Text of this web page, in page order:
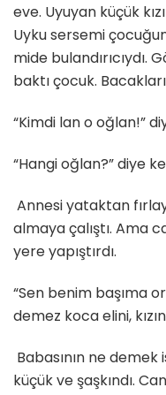
eve. Uyuyan küçük
Uyku sersemi
mide
baktı çocuk.
“Kimdi lan o oğlan!”
“Hangi oğlan?” diye
Annesi yataktan
almaya çalıştı. Ama
yere yapıştırdı.
“Sen benim başıma
demez koca elini,
Babasının ne
küçük ve şaşkındı.